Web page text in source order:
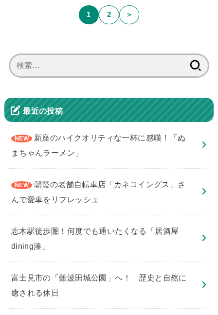
1 2 ＞
索:
最近の投稿
新座のハイクオリティな一杯に感嘆！「ぬ
まちゃんラーメン」
朝霞の老舗自転車店「カネコイングス」さ
んで愛車をリフレッシュ
志木駅徒歩圏！何度でも通いたくなる「居酒屋
dining湊」
​富士見市の「難波田城公園」へ！ 歴史と自然に
癒される休日